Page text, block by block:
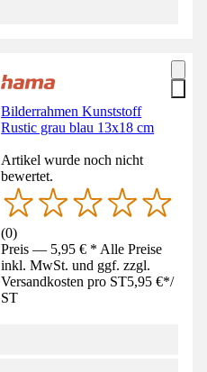
Bilderrahmen Kunststoff
Rustic grau blau 13x18 cm
Artikel wurde noch nicht
bewertet.
(0)
Preis — 5,95 € * Alle Preise
inkl. MwSt. und ggf. zzgl.
Versandkosten pro ST5,95 €*/
ST